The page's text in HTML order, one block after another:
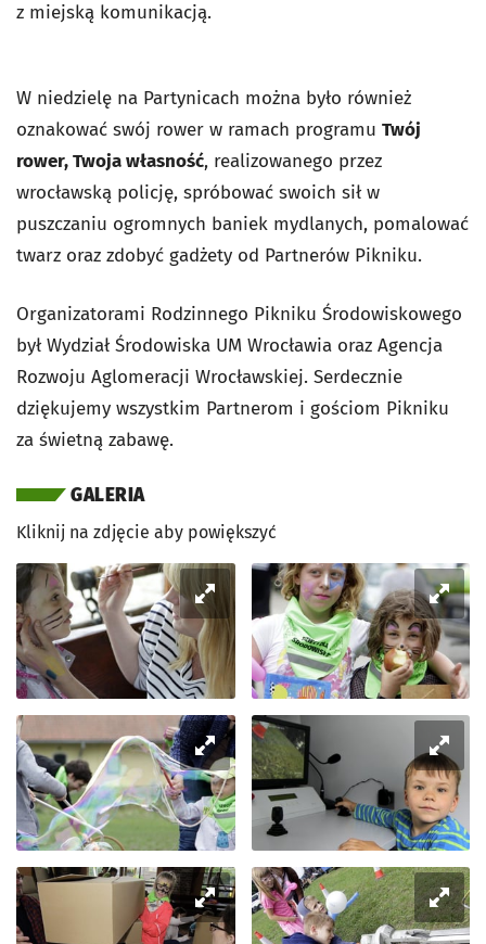
z miejską komunikacją.
W niedzielę na Partynicach można było również
oznakować swój rower w ramach programu Twój
rower, Twoja własność, realizowanego przez
wrocławską policję, spróbować swoich sił w
puszczaniu ogromnych baniek mydlanych, pomalować
twarz oraz zdobyć gadżety od Partnerów Pikniku.
Organizatorami Rodzinnego Pikniku Środowiskowego
był Wydział Środowiska UM Wrocławia oraz Agencja
Rozwoju Aglomeracji Wrocławskiej. Serdecznie
dziękujemy wszystkim Partnerom i gościom Pikniku
za świetną zabawę.
GALERIA
Kliknij na zdjęcie aby powiększyć